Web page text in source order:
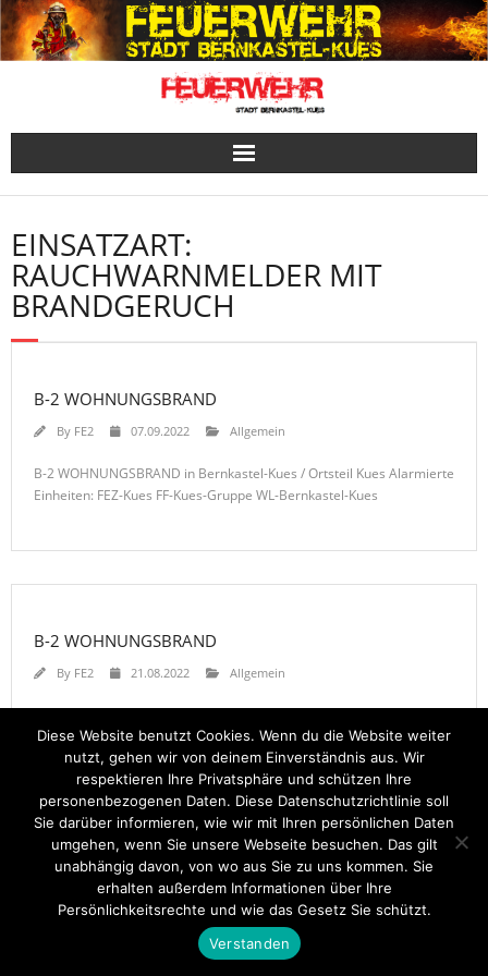
Skip
to
content
EINSATZART:
RAUCHWARNMELDER MIT
BRANDGERUCH
B-2 WOHNUNGSBRAND
By FE2 07.09.2022 Allgemein
B-2 WOHNUNGSBRAND in Bernkastel-Kues / Ortsteil Kues Alarmierte
Einheiten: FEZ-Kues FF-Kues-Gruppe WL-Bernkastel-Kues
B-2 WOHNUNGSBRAND
By FE2 21.08.2022 Allgemein
Einheiten: FEZ-Kues FF-Kues-Gruppe WL-Bernkastel-Kues
Startseite Einsätze Mitglied werden Über uns
Kontakt
Think Up Themes Ltd . Powered by
Diese Website benutzt Cookies. Wenn du die Website weiter
nutzt, gehen wir von deinem Einverständnis aus. Wir
respektieren Ihre Privatsphäre und schützen Ihre
personenbezogenen Daten. Diese Datenschutzrichtlinie soll
Sie darüber informieren, wie wir mit Ihren persönlichen Daten
umgehen, wenn Sie unsere Webseite besuchen. Das gilt
unabhängig davon, von wo aus Sie zu uns kommen. Sie
erhalten außerdem Informationen über Ihre
Persönlichkeitsrechte und wie das Gesetz Sie schützt.
Verstanden